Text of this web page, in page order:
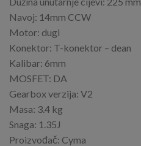
Navoj: 14mm CCW
Motor: dugi
Konektor: T-konektor – dean
Kalibar: 6mm
MOSFET: DA
Gearbox verzija: V2
Masa: 3.4 kg
Snaga: 1.35J
Proizvođač: Cyma